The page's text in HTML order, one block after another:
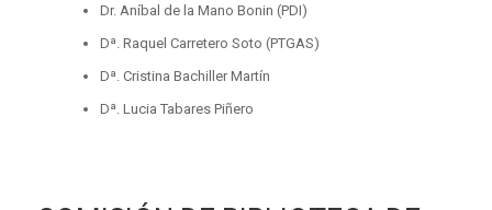
Dr. Aníbal de la Mano Bonin (PDI)
Dª. Raquel Carretero Soto (PTGAS)
Dª. Cristina Bachiller Martín
Dª. Lucia Tabares Piñero